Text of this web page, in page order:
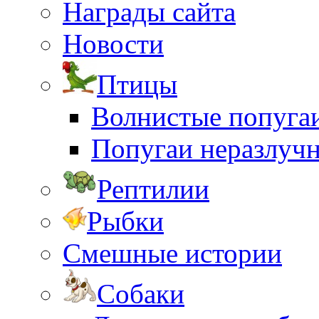
Награды сайта
Новости
Птицы
Волнистые
Попугаи
Рептилии
Рыбки
Смешные истории
Собаки